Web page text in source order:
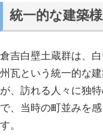
統一的な建築
倉吉白壁土蔵群は、
州瓦という統一的な
が、訪れる人々に独
で、当時の町並みを
す。